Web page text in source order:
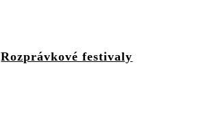
Rozprávkové festivaly